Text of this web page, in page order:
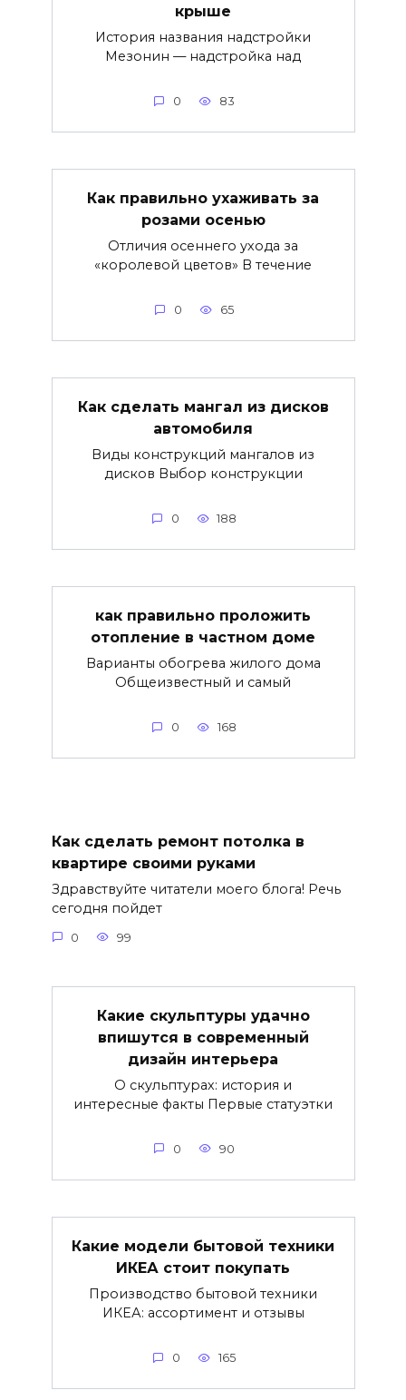
крыше
История названия надстройки
Мезонин — надстройка над
0 83
Как правильно ухаживать за
розами осенью
Отличия осеннего ухода за
«королевой цветов» В течение
0 65
Как сделать мангал из дисков
автомобиля
Виды конструкций мангалов из
дисков Выбор конструкции
0 188
как правильно проложить
отопление в частном доме
Варианты обогрева жилого дома
Общеизвестный и самый
0 168
Как сделать ремонт потолка в
квартире своими руками
Здравствуйте читатели моего блога! Речь
сегодня пойдет
0 99
Какие скульптуры удачно
впишутся в современный
дизайн интерьера
О скульптурах: история и
интересные факты Первые статуэтки
0 90
Какие модели бытовой техники
ИКЕА стоит покупать
Производство бытовой техники
ИКЕА: ассортимент и отзывы
0 165